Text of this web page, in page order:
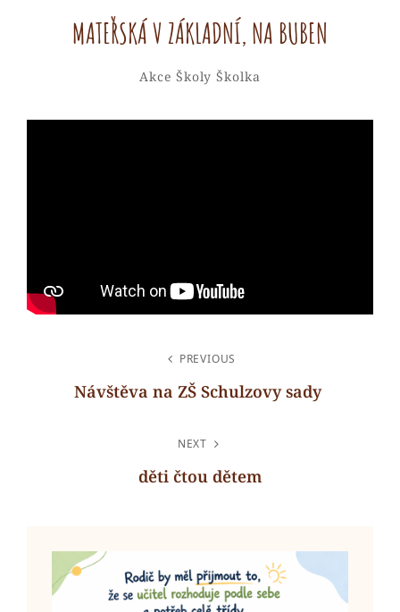
MATEŘSKÁ V ZÁKLADNÍ, NA BUBEN
Categories
Akce Školy ŠkolkaAdmin
PŘÍSPĚVEK
PREVIOUS
Návštěva na ZŠ Schulzovy sady
NEXT
děti čtou dětem